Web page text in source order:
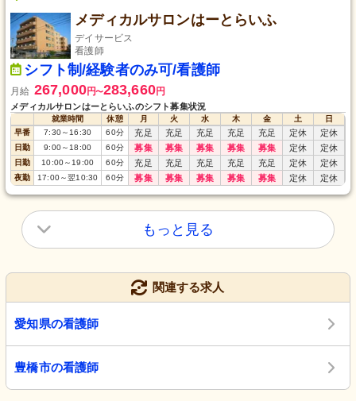
メディカルサロンはーとらいふ
デイサービス
看護師
シフト制/経験者のみ可/看護師
月給 267,000円〜283,660円
メディカルサロンはーとらいふのシフト募集状況
就業時間 休憩 月 火 水 木 金 土
日
早番
7:30～16:30 60分 充足 充足 充足 充足 充足 定休 定休
日勤 9:00～18:00 60分 募集 募集 募集 募集 募集 定休 定休
日勤 10:00～19:00 60分 充足 充足 充足 充足 充足 定休 定休
夜勤 17:00～翌10:30 60分 募集 募集 募集 募集 募集 定休 定休
もっと見る
関連する求人
愛知県の看護師
豊橋市の看護師